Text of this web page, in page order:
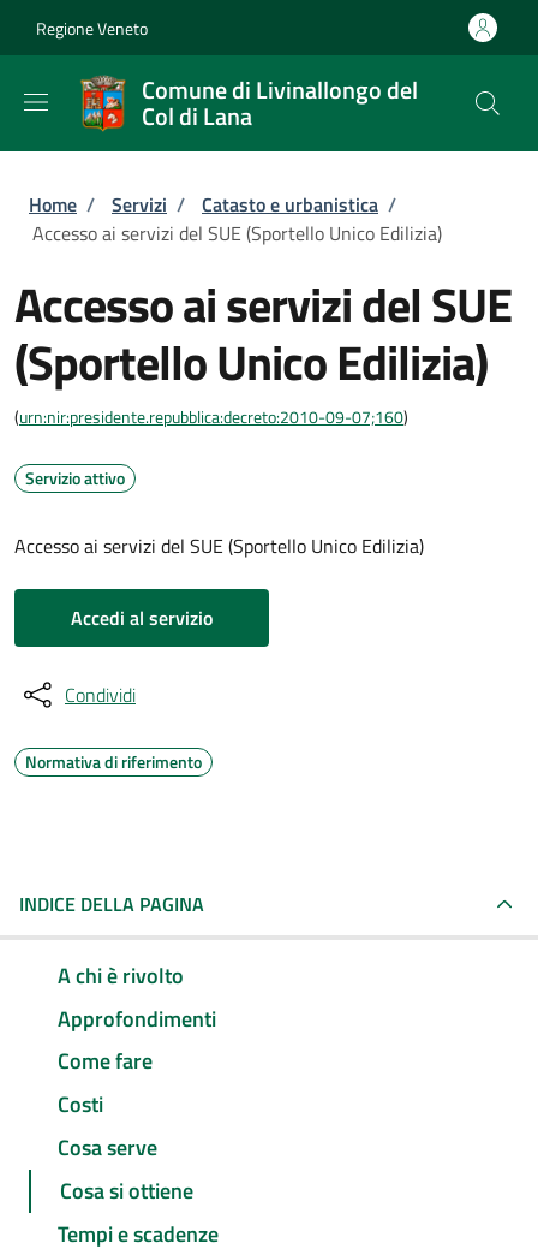
Regione Veneto
Comune di Livinallongo del
Col di Lana
Briciole di pane
Home / Servizi / Catasto e urbanistica /
Accesso ai servizi del SUE (Sportello Unico Edilizia)
Accesso ai servizi del SUE
(Sportello Unico Edilizia)
(urn:nir:presidente.repubblica:decreto:2010-09-07;160)
Servizio attivo
Accesso ai servizi del SUE (Sportello Unico Edilizia)
Accedi al servizio
Condividi
Normativa di riferimento
INDICE DELLA PAGINA
A chi è rivolto
Approfondimenti
Come fare
Costi
Cosa serve
Cosa si ottiene
Tempi e scadenze